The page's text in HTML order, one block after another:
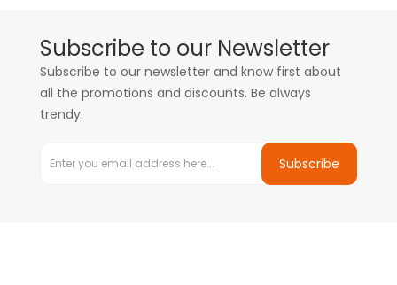
Subscribe to our Newsletter
Subscribe to our newsletter and know first about
all the promotions and discounts. Be always
trendy.
Subscribe